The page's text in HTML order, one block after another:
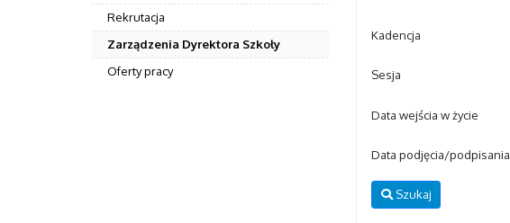
Rekrutacja
Zarządzenia Dyrektora Szkoły
Oferty pracy
Kadencja
Sesja
Data wejścia w życie
Data podjęcia/podpisania
Szukaj